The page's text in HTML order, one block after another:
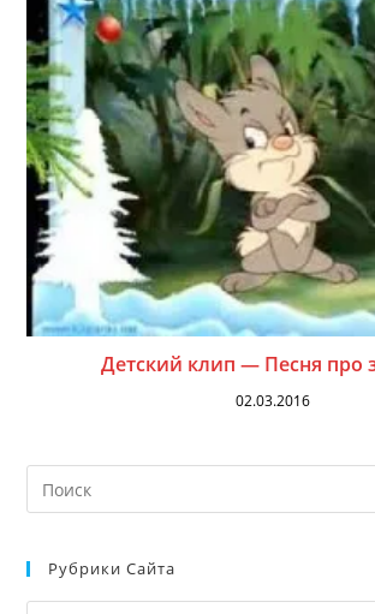
Детский клип — Песня про
02.03.2016
Рубрики Сайта